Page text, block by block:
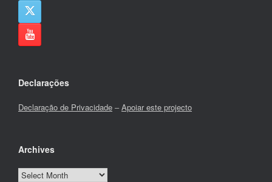
Declarações
Declaração de Privacidade –Apoiar este projecto
Archives
Archives